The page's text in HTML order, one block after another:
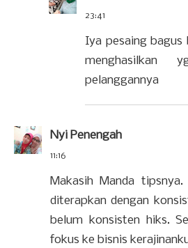
23:41
Iya pesaing
pelanggannya
Nyi Penengah
11:16
Makasih Manda tipsnya.
diterapkan dengan
belum konsisten hiks.
fokus ke bisnis